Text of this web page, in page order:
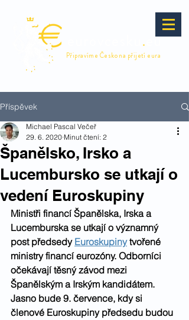
. eu
Připravíme Česko na přijetí eura
Příspěvek
Španělsko, Irsko a
Lucembursko se utkají o
vedení Euroskupiny
Michael Pascal Večeř
29. 6. 2020 Minut čtení: 2
Ministři financí Španělska, Irska a
Lucemburska se utkají o významný
post předsedy Euroskupiny tvořené
ministry financí eurozóny. Odborníci
očekávají těsný závod mezi
Španělským a Irským kandidátem.
Jasno bude 9. července, kdy si
členové Euroskupiny předsedu budou